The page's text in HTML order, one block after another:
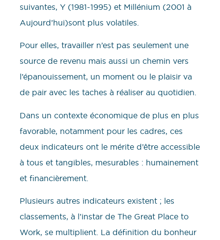
suivantes, Y (1981-1995) et Millénium (2001 à
Aujourd’hui)sont plus volatiles.
Pour elles, travailler n’est pas seulement une
source de revenu mais aussi un chemin vers
l’épanouissement, un moment ou le plaisir va
de pair avec les taches à réaliser au quotidien.
Dans un contexte économique de plus en plus
favorable, notamment pour les cadres, ces
deux indicateurs ont le mérite d’être accessible
à tous et tangibles, mesurables : humainement
et financièrement.
Plusieurs autres indicateurs existent ; les
classements, à l’instar de The Great Place to
Work, se multiplient. La définition du bonheur